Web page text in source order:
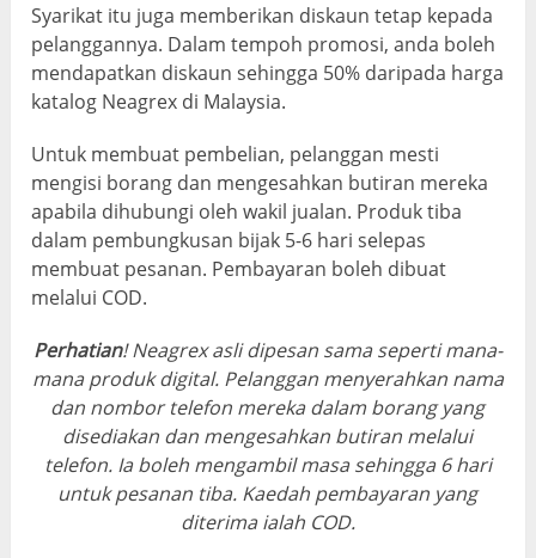
Syarikat itu juga memberikan diskaun tetap kepada
pelanggannya. Dalam tempoh promosi, anda boleh
mendapatkan diskaun sehingga 50% daripada harga
katalog Neagrex di Malaysia.
Untuk membuat pembelian, pelanggan mesti
mengisi borang dan mengesahkan butiran mereka
apabila dihubungi oleh wakil jualan. Produk tiba
dalam pembungkusan bijak 5-6 hari selepas
membuat pesanan. Pembayaran boleh dibuat
melalui COD.
Perhatian! Neagrex asli dipesan sama seperti mana-
mana produk digital. Pelanggan menyerahkan nama
dan nombor telefon mereka dalam borang yang
disediakan dan mengesahkan butiran melalui
telefon. Ia boleh mengambil masa sehingga 6 hari
untuk pesanan tiba. Kaedah pembayaran yang
diterima ialah COD.